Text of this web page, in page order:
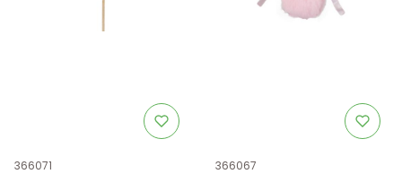
Kod produktu
366071 Kod produktu
366067